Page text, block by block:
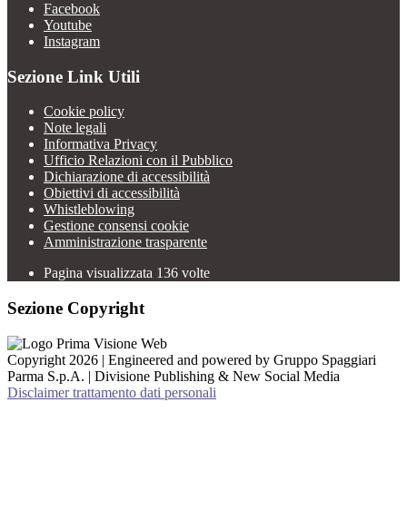
Facebook
Youtube
Instagram
Sezione Link Utili
Cookie policy
Note legali
Informativa Privacy
Ufficio Relazioni con il Pubblico
Dichiarazione di accessibilità
Obiettivi di accessibilità
Whistleblowing
Gestione consensi cookie
Amministrazione trasparente
Pagina visualizzata 136 volte
Sezione Copyright
Copyright 2026 | Engineered and powered by Gruppo Spaggiari
Parma S.p.A. | Divisione Publishing & New Social Media
Disclaimer trattamento dati personali